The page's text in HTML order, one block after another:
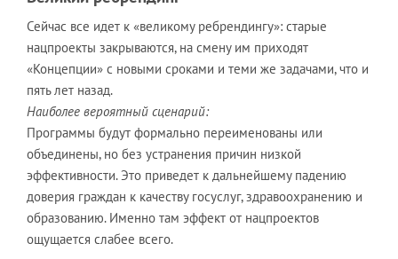
Сейчас все идет к «великому ребрендингу»: старые
нацпроекты закрываются, на смену им приходят
«Концепции» с новыми сроками и теми же задачами, что и
пять лет назад.
Наиболее вероятный сценарий:
Программы будут формально переименованы или
объединены, но без устранения причин низкой
эффективности. Это приведет к дальнейшему падению
доверия граждан к качеству госуслуг, здравоохранению и
образованию. Именно там эффект от нацпроектов
ощущается слабее всего.